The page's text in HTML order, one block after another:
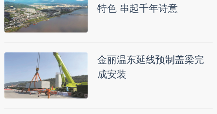
特色 串起千年诗意
金丽温东延线预制盖梁完
成安装